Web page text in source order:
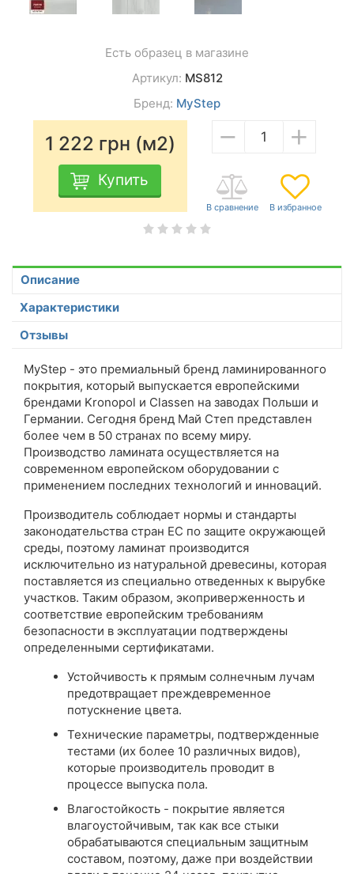
Есть образец в магазине
Артикул: MS812
Бренд: MyStep
1 222 грн (м2)
Купить
− +
Описание
Характеристики
Отзывы
MyStep - это премиальный бренд ламинированного
покрытия, который выпускается европейскими
брендами Kronopol и Classen на заводах Польши и
Германии. Сегодня бренд Май Степ представлен
более чем в 50 странах по всему миру.
Производство ламината осуществляется на
современном европейском оборудовании с
применением последних технологий и инноваций.
Производитель соблюдает нормы и стандарты
законодательства стран ЕС по защите окружающей
среды, поэтому ламинат производится
исключительно из натуральной древесины, которая
поставляется из специально отведенных к вырубке
участков. Таким образом, экоприверженность и
соответствие европейским требованиям
безопасности в эксплуатации подтверждены
определенными сертификатами.
Устойчивость к прямым солнечным лучам
предотвращает преждевременное
потускнение цвета.
Технические параметры, подтвержденные
тестами (их более 10 различных видов),
которые производитель проводит в
процессе выпуска пола.
Влагостойкость - покрытие является
влагоустойчивым, так как все стыки
обрабатываются специальным защитным
составом, поэтому, даже при воздействии